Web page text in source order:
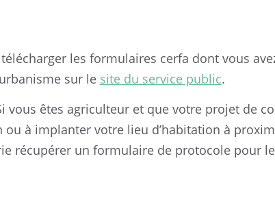
les formulaires cerfa dont vous
sur le site du service public.
vous êtes agriculteur et que votre projet de
ou à implanter votre lieu d’habitation à
récupérer un formulaire de protocole pour